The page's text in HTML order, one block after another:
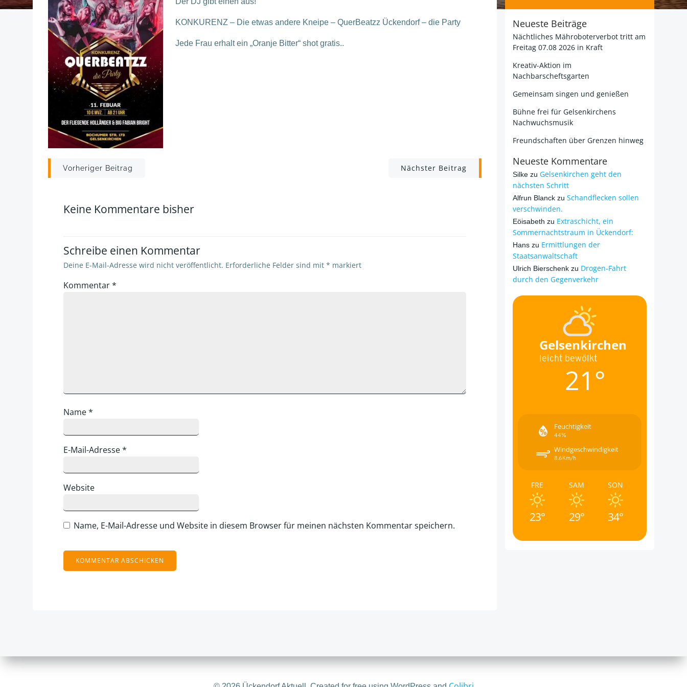
KONKURENZ – Die etwas andere Kneipe – QuerBeatzz Ückendorf – die Party
Jede Frau erhalt ein „Oranje Bitter“ shot gratis..
Post
Vorheriger Beitrag Nächster Beitrag
Keine Kommentare bisher
Schreibe einen Kommentar
Deine E-Mail-Adresse wird nicht veröffentlicht. Erforderliche Felder sind mit * markiert
Kommentar*
Name*
E-Mail-Adresse*
Website
Name, E-Mail-Adresse und Website in diesem Browser für meinen nächsten Kommentar speichern.
Neueste Beiträge
Nächtliches Mähroboterverbot tritt am
Freitag 07.08 2026 in Kraft
Kreativ-Aktion im
Nachbarscheftsgarten
Gemeinsam singen und genießen
Bühne frei für Gelsenkirchens
Nachwuchsmusik
Freundschaften über Grenzen hinweg
Neueste Kommentare
Silke zu Gelsenkirchen geht den
nächsten Schritt
Alfrun Blanck zu Schandflecken sollen
verschwinden.
Eöisabeth zu Extraschicht, ein
Sommernachtstraum in Ückendorf:
Hans zu Ermittlungen der
Staatsanwaltschaft
Ulrich Bierschenk zu Drogen-Fahrt
durch den Gegenverkehr
Gelsenkirchen
leicht bewölkt
21°
Feuchtigkeit
44%
Windgeschwindigkeit
8.6Km/h
FRE
23°
SAM
29°
SON
34°